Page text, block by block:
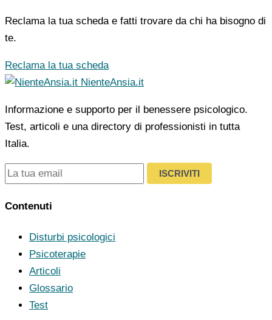
Reclama la tua scheda e fatti trovare da chi ha bisogno di
te.
Reclama la tua scheda
NienteAnsia.it
Informazione e supporto per il benessere psicologico.
Test, articoli e una directory di professionisti in tutta
Italia.
ISCRIVITI
Contenuti
Disturbi psicologici
Psicoterapie
Articoli
Glossario
Test